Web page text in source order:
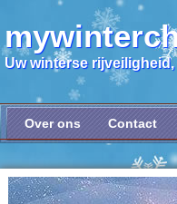
Uw winterse
Over ons Contact